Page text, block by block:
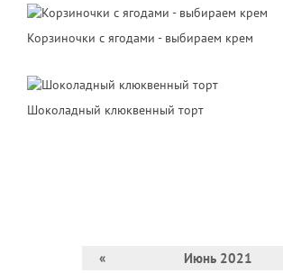
Корзиночки с ягодами - выбираем крем
Шоколадный клюквенный торт
« Июнь 2021